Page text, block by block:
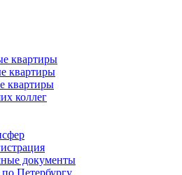
квартиры
квартиры
квартиры
коллег
документы
Петербургу